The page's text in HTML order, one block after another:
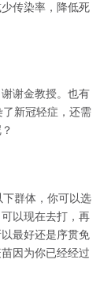
传染率，降低死
谢金教授。也有
新冠轻症，还需
群体，你可以选
以现在去打，再
最好还是序贯免
因为你已经经过